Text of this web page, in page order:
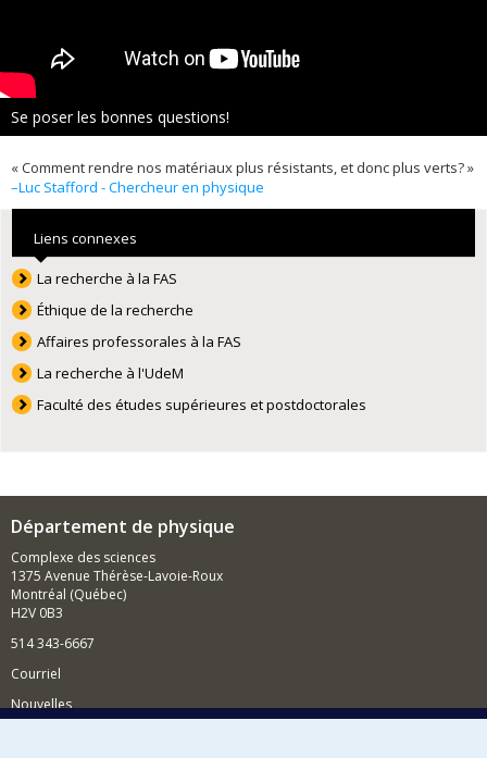
Se poser les bonnes questions!
« Comment rendre nos matériaux plus résistants, et donc plus verts? »
–Luc Stafford - Chercheur en physique
Liens connexes
La recherche à la FAS
Éthique de la recherche
Affaires professorales à la FAS
La recherche à l'UdeM
Faculté des études supérieures et postdoctorales
Département de physique
Complexe des sciences
1375 Avenue Thérèse-Lavoie-Roux
Montréal (Québec)
H2V 0B3
514 343-6667
Courriel
Nouvelles